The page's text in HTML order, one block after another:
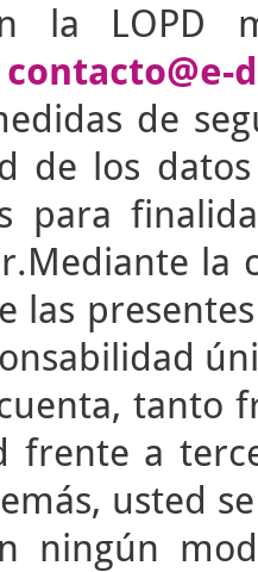
la LOPD
contacto@e-
de
de los
para
la
las
tanto
frente a
usted
ningún